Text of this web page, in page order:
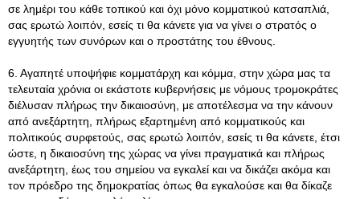
σε λημέρι του κάθε τοπικού και όχι μόνο κομματικού κατσαπλιά,
σας ερωτώ λοιπόν, εσείς τι θα κάνετε για να γίνει ο στρατός ο
εγγυητής των συνόρων και ο προστάτης του έθνους.
6. Αγαπητέ υποψήφιε κομματάρχη και κόμμα, στην χώρα μας τα
τελευταία χρόνια οι εκάστοτε κυβερνήσεις με νόμους τρομοκράτες
διέλυσαν πλήρως την δικαιοσύνη, με αποτέλεσμα να την κάνουν
από ανεξάρτητη, πλήρως εξαρτημένη από κομματικούς και
πολιτικούς συρφετούς, σας ερωτώ λοιπόν, εσείς τι θα κάνετε, έτσι
ώστε, η δικαιοσύνη της χώρας να γίνει πραγματικά και πλήρως
ανεξάρτητη, έως του σημείου να εγκαλεί και να δικάζει ακόμα και
τον πρόεδρο της δημοκρατίας όπως θα εγκαλούσε και θα δίκαζε